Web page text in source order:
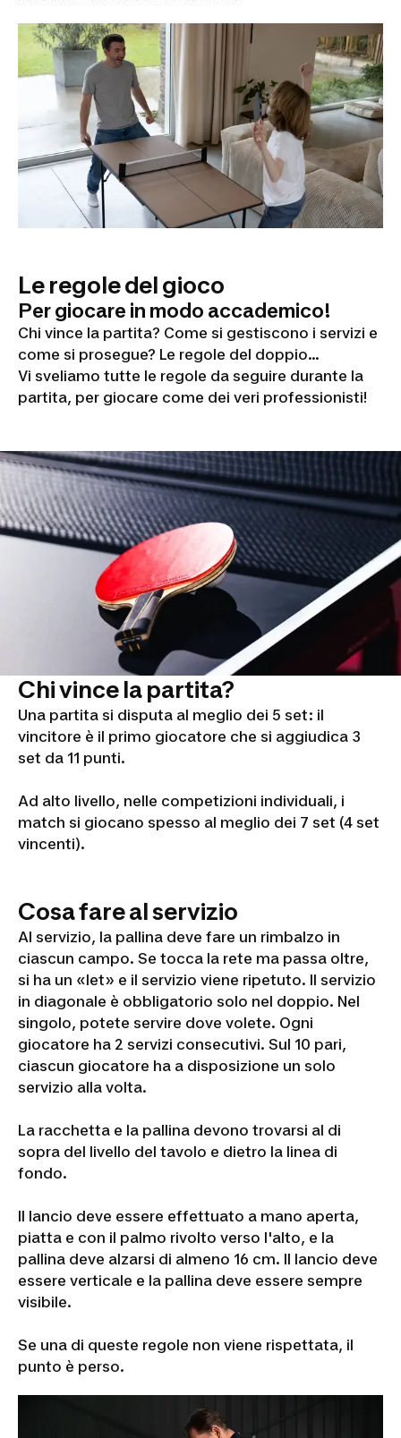
Le regole del gioco
Per giocare in modo accademico!
Chi vince la partita? Come si gestiscono i servizi e
come si prosegue? Le regole del doppio...
Vi sveliamo tutte le regole da seguire durante la
partita, per giocare come dei veri professionisti!
Chi vince la partita?
Una partita si disputa al meglio dei 5 set: il
vincitore è il primo giocatore che si aggiudica 3
set da 11 punti.
Ad alto livello, nelle competizioni individuali, i
match si giocano spesso al meglio dei 7 set (4 set
vincenti).
Cosa fare al servizio
Al servizio, la pallina deve fare un rimbalzo in
ciascun campo. Se tocca la rete ma passa oltre,
si ha un «let» e il servizio viene ripetuto. Il servizio
in diagonale è obbligatorio solo nel doppio. Nel
singolo, potete servire dove volete. Ogni
giocatore ha 2 servizi consecutivi. Sul 10 pari,
ciascun giocatore ha a disposizione un solo
servizio alla volta.
La racchetta e la pallina devono trovarsi al di
sopra del livello del tavolo e dietro la linea di
fondo.
Il lancio deve essere effettuato a mano aperta,
piatta e con il palmo rivolto verso l'alto, e la
pallina deve alzarsi di almeno 16 cm. Il lancio deve
essere verticale e la pallina deve essere sempre
visibile.
Se una di queste regole non viene rispettata, il
punto è perso.